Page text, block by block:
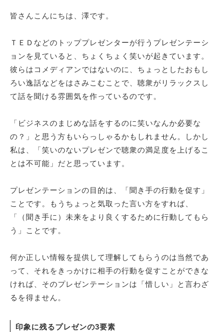
皆さんこんにちは、澤です。
ＴＥＤなどのトッププレゼンターが行うプレゼンテーシ
ョンを見ていると、ちょくちょく笑いが起きています。
彼らはコメディアンではないのに、ちょっとしたおもし
ろい逸話などをはさみこむことで、聴衆がリラックスし
て話を聞ける雰囲気を作っているのです。
「ビジネスのまじめな話をするのに笑いなんか必要な
の？」と思う方もいらっしゃるかもしれません。しかし
私は、「笑いのないプレゼンで聴衆の満足度を上げるこ
とは不可能」だと思っています。
プレゼンテーションの目的は、「聞き手の行動を促す」
ことです。もうちょっと気取った言い方をすれば、
「（聞き手に）未来をより良くするために行動してもら
う」ことです。
何か正しい情報を提供して理解してもらうのは当然であ
って、それをきっかけに相手の行動を促すことができな
ければ、そのプレゼンテーションは「惜しい」と言わざ
るを得ません。
印象に残るプレゼンの3要素